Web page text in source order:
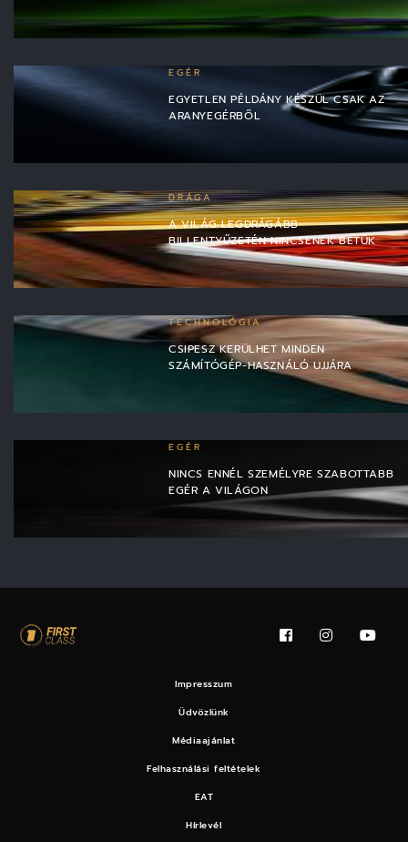
EGÉR
EGYETLEN PÉLDÁNY KÉSZÜL CSAK AZ
ARANYEGÉRBŐL
DRÁGA
A VILÁG LEGDRÁGÁBB
BILLENTYŰZETÉN NINCSENEK BETŰK
TECHNOLÓGIA
CSIPESZ KERÜLHET MINDEN
SZÁMÍTÓGÉP-HASZNÁLÓ UJJÁRA
EGÉR
NINCS ENNÉL SZEMÉLYRE SZABOTTABB
EGÉR A VILÁGON
Impresszum
Üdvözlünk
Médiaajánlat
Felhasználási feltételek
EAT
Hírlevél